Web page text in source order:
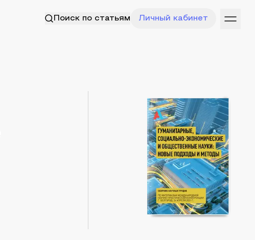
Поиск по статьям Личный кабинет